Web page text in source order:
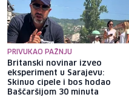
PRIVUKAO PAŽNJU
Britanski novinar izveo
eksperiment u Sarajevu:
Skinuo cipele i bos hodao
Baščaršijom 30 minuta